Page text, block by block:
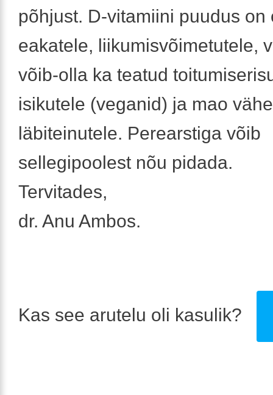
põhjust. D-vitamiini puudus on
eakatele, liikumisvõimetutele,
võib-olla ka teatud
isikutele (veganid) ja mao
läbiteinutele. Perearstiga võib
sellegipoolest nõu pidada.
Tervitades,
dr. Anu Ambos.
Kas see arutelu oli kasulik?